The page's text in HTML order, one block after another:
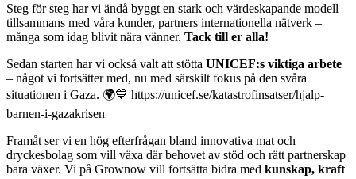
Steg för steg har vi ändå byggt en stark och värdeskapande modell
tillsammans med våra kunder, partners internationella nätverk –
många som idag blivit nära vänner. Tack till er alla!
Sedan starten har vi också valt att stötta UNICEF:s viktiga arbete
– något vi fortsätter med, nu med särskilt fokus på den svåra
situationen i Gaza. 🌍💙 https://unicef.se/katastrofinsatser/hjalp-
barnen-i-gazakrisen
Framåt ser vi en hög efterfrågan bland innovativa mat och
dryckesbolag som vill växa där behovet av stöd och rätt partnerskap
bara växer. Vi på Grownow vill fortsätta bidra med kunskap, kraft